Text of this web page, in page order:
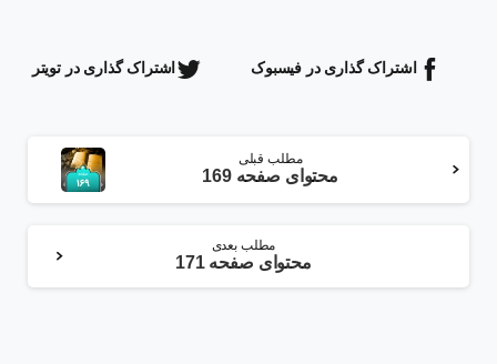
اشتراک گذاری در فیسبوک اشتراک گذاری در تویتر
مطلب
مطلب قبلی
محتوای صفحه 169
مطلب بعدی
محتوای صفحه 171